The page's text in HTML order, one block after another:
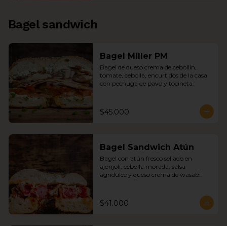
Bagel sandwich
Bagel Miller PM
Bagel de queso crema de cebollín,
tomate, cebolla, encurtidos de la casa
con pechuga de pavo y tocineta.
$45.000
Bagel Sandwich Atún
Bagel con atún fresco sellado en
ajonjolí, cebolla morada, salsa
agridulce y queso crema de wasabi.
$41.000